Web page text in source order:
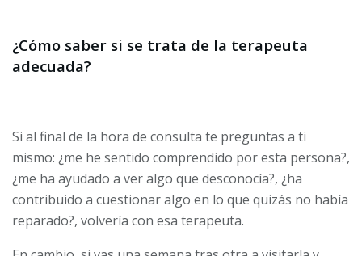
¿Cómo saber si se trata de la terapeuta
adecuada?
Si al final de la hora de consulta te preguntas a ti
mismo: ¿me he sentido comprendido por esta persona?,
¿me ha ayudado a ver algo que desconocía?, ¿ha
contribuido a cuestionar algo en lo que quizás no había
reparado?, volvería con esa terapeuta.